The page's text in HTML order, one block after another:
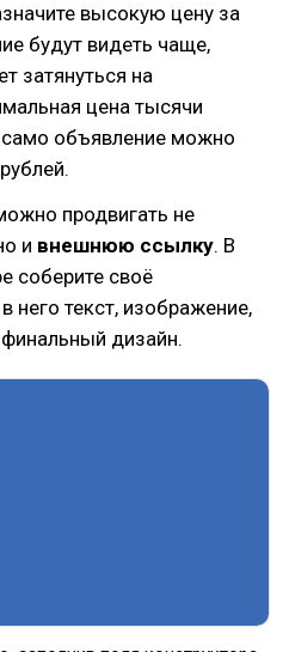
высокую цену за
будут видеть чаще,
затянуться на
цена тысячи
объявление можно
продвигать не
и внешнюю ссылку. В
соберите своё
него текст, изображение,
дизайн.